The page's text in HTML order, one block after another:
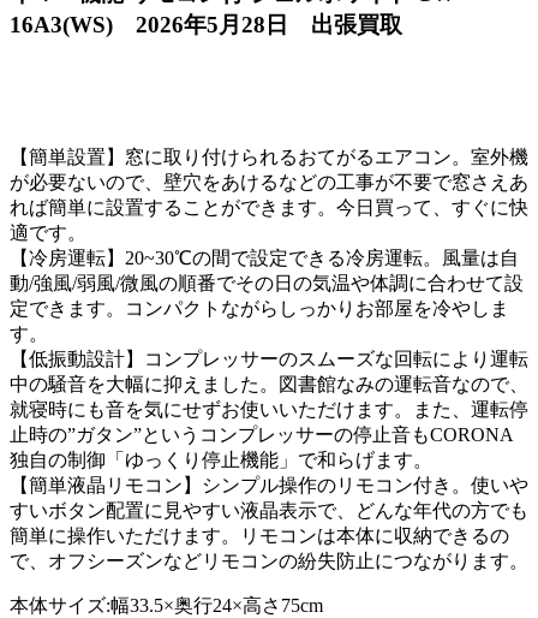
16A3(WS) 2026年5月28日 出張買取
【簡単設置】窓に取り付けられるおてがるエアコン。室外機
が必要ないので、壁穴をあけるなどの工事が不要で窓さえあ
れば簡単に設置することができます。今日買って、すぐに快
適です。
【冷房運転】20~30℃の間で設定できる冷房運転。風量は自
動/強風/弱風/微風の順番でその日の気温や体調に合わせて設
定できます。コンパクトながらしっかりお部屋を冷やしま
す。
【低振動設計】コンプレッサーのスムーズな回転により運転
中の騒音を大幅に抑えました。図書館なみの運転音なので、
就寝時にも音を気にせずお使いいただけます。また、運転停
止時の”ガタン”というコンプレッサーの停止音もCORONA
独自の制御「ゆっくり停止機能」で和らげます。
【簡単液晶リモコン】シンプル操作のリモコン付き。使いや
すいボタン配置に見やすい液晶表示で、どんな年代の方でも
簡単に操作いただけます。リモコンは本体に収納できるの
で、オフシーズンなどリモコンの紛失防止につながります。
本体サイズ:幅33.5×奥行24×高さ75cm